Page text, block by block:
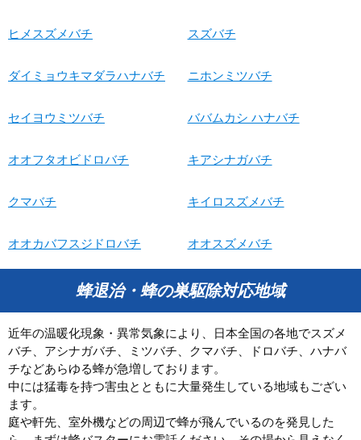
ヒメスズメバチ スズバチ
ダイミョウキマダラハナバチ ニホンミツバチ
セイヨウミツバチ ババムカシ ハナバチ
オオフタオビドロバチ キアシナガバチ
クマバチ キイロスズメバチ
オオカバフスジドロバチ オオスズメバチ
蜂退治・蜂の巣駆除対応地域
近年の温暖化現象・異常気象により、日本全国の各地でスズメ
バチ、アシナガバチ、ミツバチ、クマバチ、ドロバチ、ハナバ
チなどあらゆる蜂が急増しております。
中には猛毒を持つ害虫とともに大量発生している地域もござい
ます。
庭や軒先、室外機などの周辺で蜂が飛んでいるのを発見した